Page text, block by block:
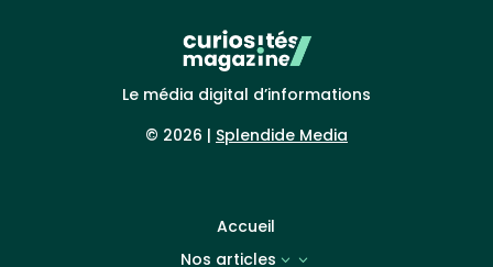
Le média digital d’informations
© 2026 | Splendide Media
Accueil
Nos articles
3